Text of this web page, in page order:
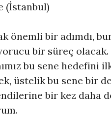
(İstanbul)
önemli bir adımdı,
bir süreç olacak.
bu sene hedefini
üstelik bu sene bir
bir kez daha